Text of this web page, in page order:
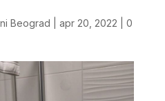
Beograd apr 20, 2022
0